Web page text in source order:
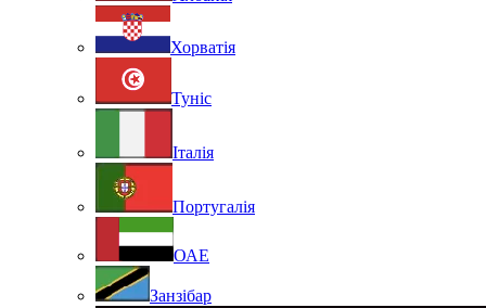
Хорватія
Туніс
Італія
Португалія
ОАЕ
Занзібар